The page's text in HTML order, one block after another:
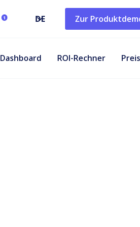
1 DE Zur
Dashboard ROI-Rechner